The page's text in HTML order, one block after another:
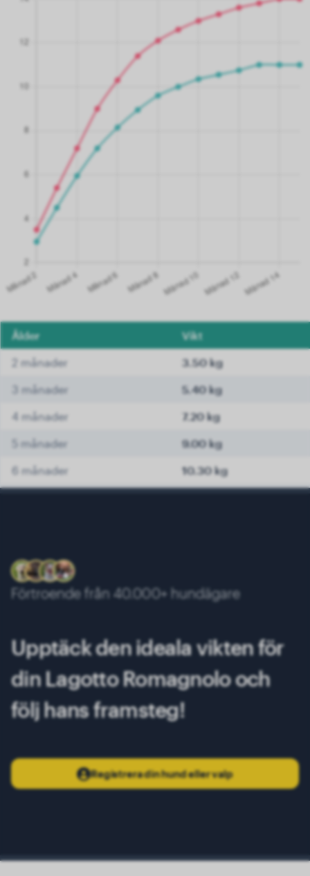
Ålder Vikt
2 månader 3.50 kg
3 månader 5.40 kg
4 månader 7.20 kg
5 månader 9.00 kg
6 månader 10.30 kg
10 månader
13.30 kg
13 månader 13.80 kg
14 månader 14.00 kg
Förtroende från 40.000+ hundägare
Upptäck den ideala vikten för
din Lagotto Romagnolo och
följ hans framsteg!
Registrera din hund eller valp